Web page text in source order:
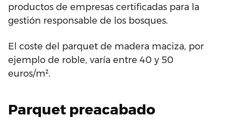
productos de empresas certificadas para la
gestión responsable de los bosques.
El coste del parquet de madera maciza, por
ejemplo de roble, varía entre 40 y 50
euros/m².
Parquet preacabado